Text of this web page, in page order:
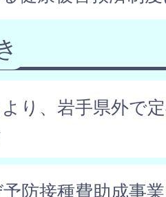
り、岩手県外で
防接種費助成事業